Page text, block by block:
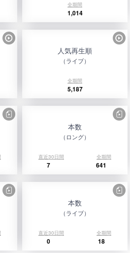
全期間
1,014
人気再生順
（ライブ）
全期間
5,187
本数
（ロング）
直近30日間 全期間
7 641
本数
（ライブ）
直近30日間 全期間
0 18